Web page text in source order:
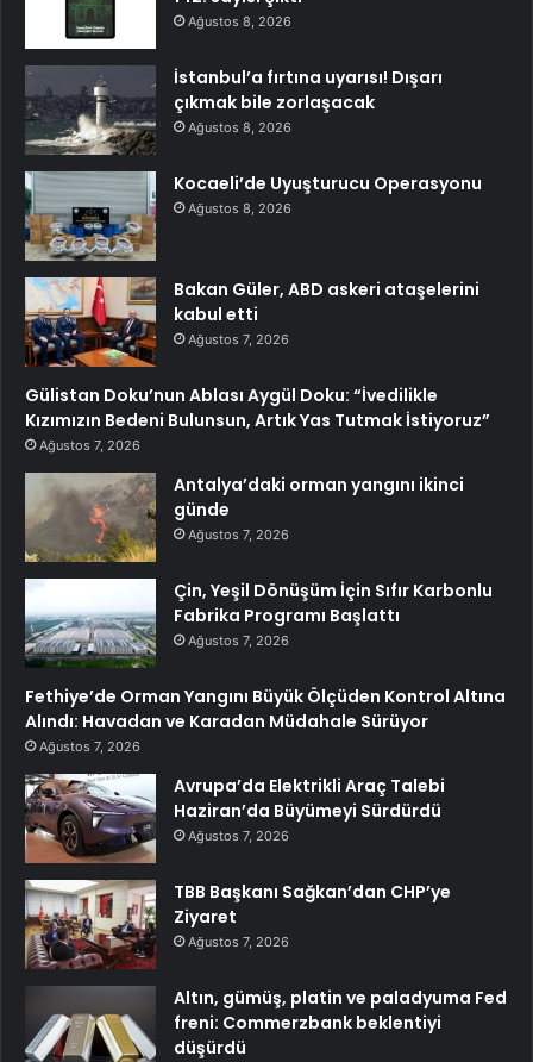
Ağustos 8, 2026
İstanbul’a fırtına uyarısı! Dışarı
çıkmak bile zorlaşacak
Ağustos 8, 2026
Kocaeli’de Uyuşturucu Operasyonu
Ağustos 8, 2026
Bakan Güler, ABD askeri ataşelerini
kabul etti
Ağustos 7, 2026
Gülistan Doku’nun Ablası Aygül Doku: “İvedilikle
Kızımızın Bedeni Bulunsun, Artık Yas Tutmak İstiyoruz”
Ağustos 7, 2026
Antalya’daki orman yangını ikinci
günde
Ağustos 7, 2026
Çin, Yeşil Dönüşüm İçin Sıfır Karbonlu
Fabrika Programı Başlattı
Ağustos 7, 2026
Fethiye’de Orman Yangını Büyük Ölçüden Kontrol Altına
Alındı: Havadan ve Karadan Müdahale Sürüyor
Ağustos 7, 2026
Avrupa’da Elektrikli Araç Talebi
Haziran’da Büyümeyi Sürdürdü
Ağustos 7, 2026
TBB Başkanı Sağkan’dan CHP’ye
Ziyaret
Ağustos 7, 2026
Altın, gümüş, platin ve paladyuma Fed
freni: Commerzbank beklentiyi
düşürdü